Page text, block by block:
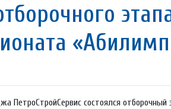
ПетроСтройСервис состоялся